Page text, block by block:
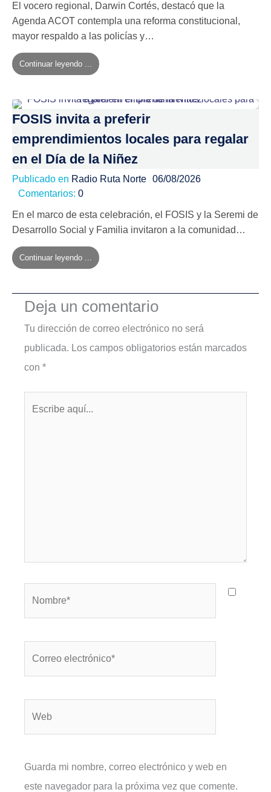
El vocero regional, Darwin Cortés, destacó que la
Agenda ACOT contempla una reforma constitucional,
mayor respaldo a las policías y…
Continuar leyendo ...
FOSIS invita a preferir
emprendimientos locales para regalar
en el Día de la Niñez
Publicado en Radio Ruta Norte 06/08/2026
Comentarios: 0
En el marco de esta celebración, el FOSIS y la Seremi de
Desarrollo Social y Familia invitaron a la comunidad…
Continuar leyendo ...
Deja un comentario
Tu dirección de correo electrónico no será
publicada. Los campos obligatorios están marcados
con *
Guarda mi nombre, correo electrónico y web en
este navegador para la próxima vez que comente.